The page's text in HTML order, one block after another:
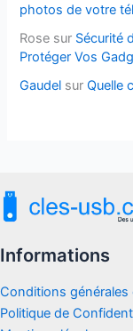
photos de votre
Rose sur Sécurité
Protéger Vos
Gaudel surQuelle
Informations
Conditions générales
Politique de